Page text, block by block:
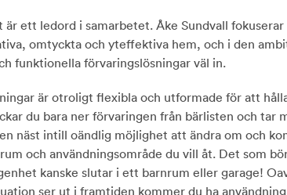
är ett ledord i samarbetet. Åke Sundvall fokuserar
omtyckta och yteffektiva hem, och i den
funktionella förvaringslösningar väl in.
är otroligt flexibla och utformade för att
du bara ner förvaringen från bärlisten och tar
näst intill oändlig möjlighet att ändra om och
och användningsområde du vill åt. Det som
kanske slutar i ett barnrum eller garage!
ser ut i framtiden kommer du ha